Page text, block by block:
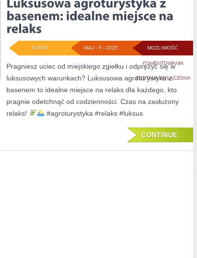
MOŻLIWOŚĆ
KOMENTOWANIA
NA
ZOSTAŁA WYŁĄCZONA
MAJ - 5 - 2025
ADMIN
Pragniesz uciec od miejskiego zgiełku i odprężyć się w
luksusowych warunkach? Luksusowa agroturystyka z
basenem to idealne miejsce na relaks dla każdego, kto
pragnie odetchnąć od codzienności. Czas na zasłużony
relaks!
#agroturystyka #relaks #luksus
CONTINUE